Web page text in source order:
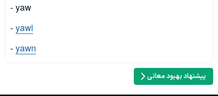
- yaw
-yawl
-yawn
پیشنهاد بهبود معانی